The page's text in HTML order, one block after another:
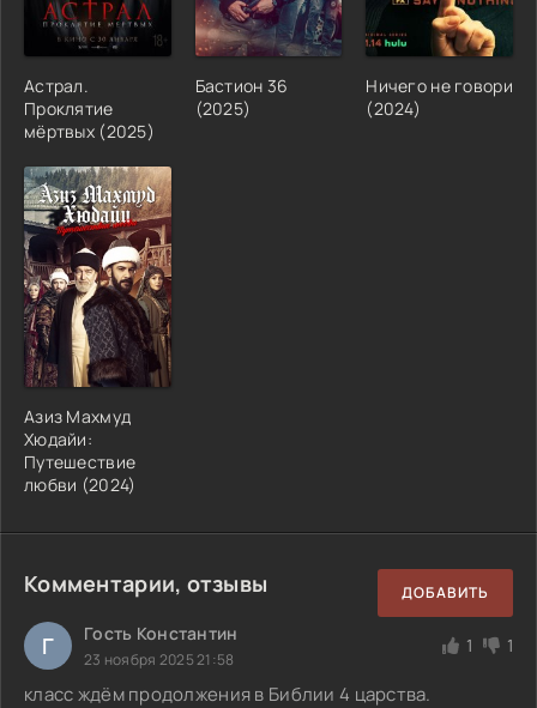
Астрал.
Проклятие
мёртвых (2025)
Бастион 36
(2025)
Ничего не говори
(2024)
Азиз Махмуд
Хюдайи:
Путешествие
любви (2024)
Комментарии, отзывы ДОБАВИТЬ
Г Гость Константин
23 ноября 2025 21:58
1 1
класс ждём продолжения в Библии 4 царства.